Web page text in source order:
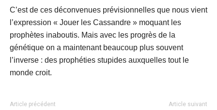
C’est de ces déconvenues prévisionnelles que nous vient
l’expression « Jouer les Cassandre » moquant les
prophètes inaboutis. Mais avec les progrès de la
génétique on a maintenant beaucoup plus souvent
l’inverse : des prophéties stupides auxquelles tout le
monde croit.
Article précédent Article suivant